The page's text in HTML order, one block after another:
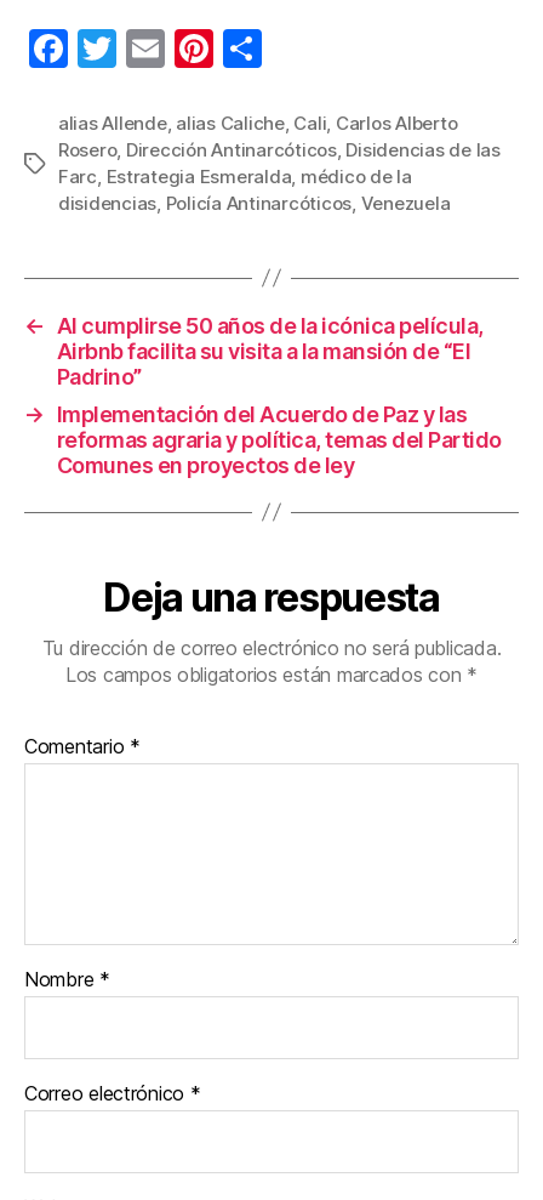
F
c
e
b
o
k
T
tt
er
E
ail
Pi
er
e
st
m
p
ar
Etiquetas
alias Allende, alias Caliche, Cali Carlos Alberto
Rosero, Dirección Antinarcóticos, Disidencias de las
Farc Estrategia Esmeralda médico de la
disidencias Policía Antinarcóticos Venezuela
←
Al cumplirse 50 años de la icónica película,
Airbnb facilita su visita a la mansión de “El
Padrino”
→
Implementación del Acuerdo de Paz y las
reformas agraria y política, temas del Partido
Comunes en proyectos de ley
Deja una respuesta
Tu dirección de correo electrónico no será publicada.
Los campos obligatorios están marcados con *
Comentario *
Nombre *
Correo electrónico *